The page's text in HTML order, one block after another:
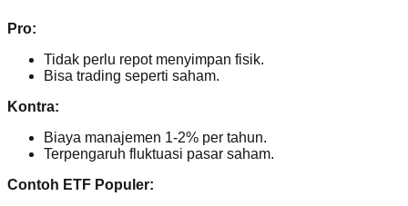
Pro:
Tidak perlu repot menyimpan fisik.
Bisa trading seperti saham.
Kontra:
Biaya manajemen 1-2% per tahun.
Terpengaruh fluktuasi pasar saham.
Contoh ETF Populer: